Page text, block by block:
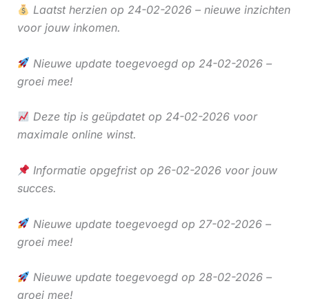
Laatst herzien op 24-02-2026 – nieuwe inzichten
voor jouw inkomen.
Nieuwe update toegevoegd op 24-02-2026 –
groei mee!
Deze tip is geüpdatet op 24-02-2026 voor
maximale online winst.
Informatie opgefrist op 26-02-2026 voor jouw
succes.
Nieuwe update toegevoegd op 27-02-2026 –
groei mee!
Nieuwe update toegevoegd op 28-02-2026 –
groei mee!